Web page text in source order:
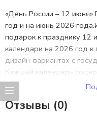
«День России – 12
год и на июнь 2026
подарок к празднику 12
календари на 2026 год
дизайн-вариантах с
Каждый календарь
разворот на июнь 2026
особым образом.
подарков, школьных
Отзывы (0)